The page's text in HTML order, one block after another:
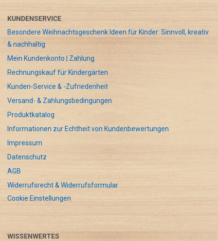
KUNDENSERVICE
Besondere Weihnachtsgeschenk Ideen für Kinder: Sinnvoll, kreativ
& nachhaltig
Mein Kundenkonto | Zahlung
Rechnungskauf für Kindergärten
Kunden-Service & -Zufriedenheit
Versand- & Zahlungsbedingungen
Produktkatalog
Informationen zur Echtheit von Kundenbewertungen
Impressum
Datenschutz
AGB
Widerrufsrecht & Widerrufsformular
Cookie Einstellungen
WISSENWERTES